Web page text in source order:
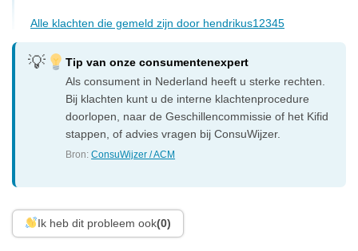
Alle klachten die gemeld zijn door hendrikus12345
Tip van onze consumentenexpert
Als consument in Nederland heeft u sterke rechten.
Bij klachten kunt u de interne klachtenprocedure
doorlopen, naar de Geschillencommissie of het Kifid
stappen, of advies vragen bij ConsuWijzer.
Bron:ConsuWijzer / ACM
Ik heb dit probleem ook(0)